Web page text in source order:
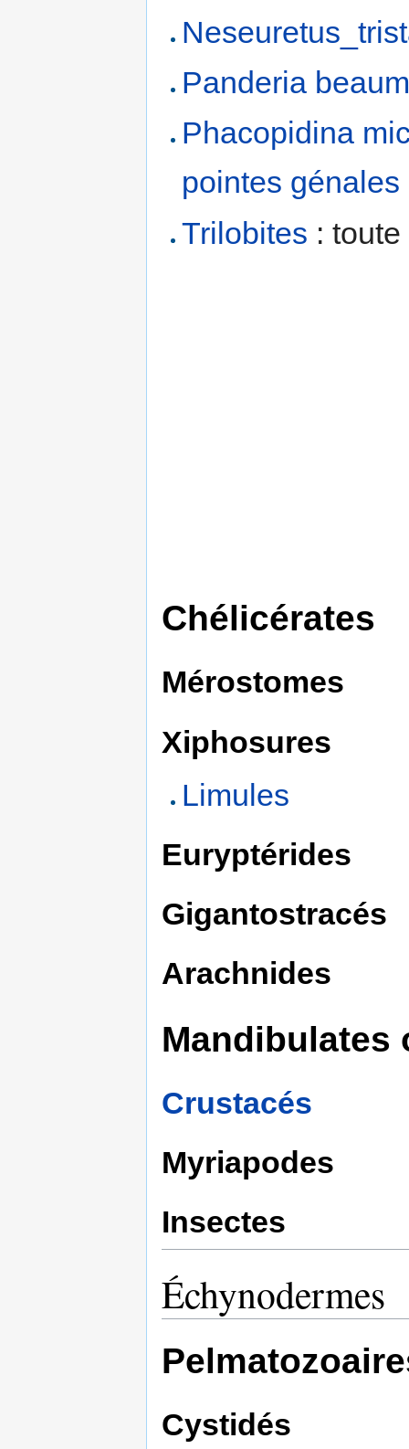
Panderia
Phacopidina
pointes génales‎
Trilobites :
Chélicérates
Mérostomes
Xiphosures
Limules
Euryptérides
Gigantostracés
Arachnides
Mandibulates
Crustacés
Myriapodes
Insectes
Échynodermes
Cystidés